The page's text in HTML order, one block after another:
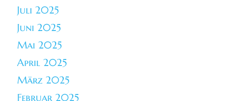
Juli 2025
Juni 2025
Mai 2025
April 2025
März 2025
Februar 2025